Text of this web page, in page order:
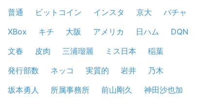
普通
ビットコイン インスタ 京大
バチャ
XBox
キチ 大阪 アメリカ 日ハム
DQN
文春
皮肉 三浦瑠麗 ミス日本
稲葉
発行部数
ネッコ 実質的 岩井
乃木
坂本勇人
所属事務所 前山剛久
神田沙也加